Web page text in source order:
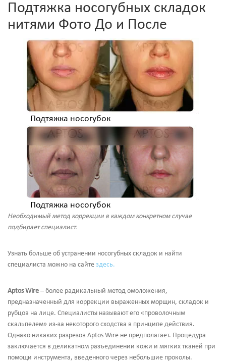
Подтяжка носогубных складок
нитями Фото До и После
Подтяжка носогубок
Подтяжка носогубок
Необходимый метод коррекции в каждом конкретном случае
подбирает специалист.
Узнать больше об устранении носогубных складок и найти
специалиста можно на сайте здесь.
Aptos Wire – более радикальный метод омоложения,
предназначенный для коррекции выраженных морщин, складок и
рубцов на лице. Специалисты называют его «проволочным
скальпелем» из-за некоторого сходства в принципе действия.
Однако никаких разрезов Aptos Wire не предполагает. Процедура
заключается в деликатном разъединении кожи и мягких тканей при
помощи инструмента, введенного через небольшие проколы.